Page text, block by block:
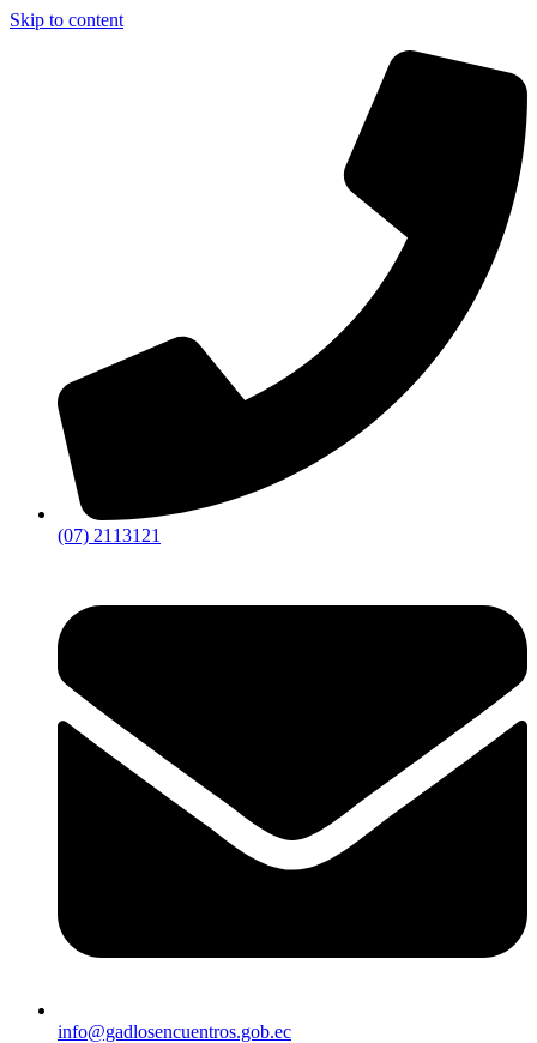
Skip to content
(07) 2113121
info@gadlosencuentros.gob.ec